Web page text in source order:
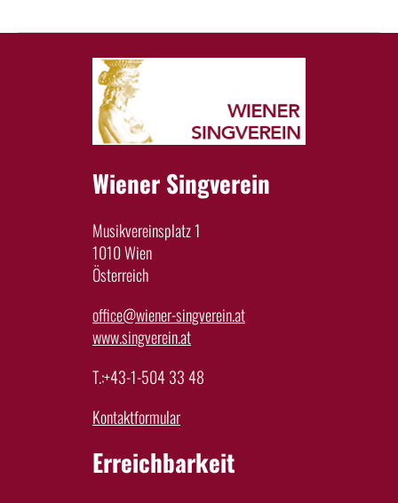
Wiener Singverein
Musikvereinsplatz 1
1010 Wien
Österreich
office@wiener-singverein.at
www.singverein.at
T.:+43-1-504 33 48
Kontaktformular
Erreichbarkeit